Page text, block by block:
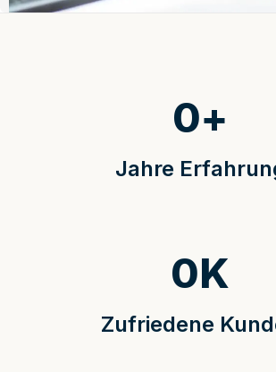
Jahre
0+
Zufriedene
0K